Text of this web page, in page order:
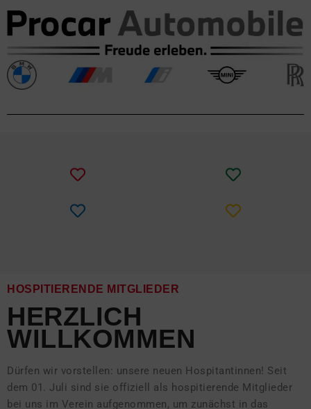
HOSPITIERENDE MITGLIEDER
HERZLICH
WILLKOMMEN
Dürfen wir vorstellen: unsere neuen Hospitantinnen! Seit
dem 01. Juli sind sie offiziell als hospitierende Mitglieder
bei uns im Verein aufgenommen, um zunächst in das